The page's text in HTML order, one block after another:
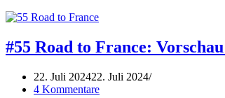
#55 Road to France:
22. Juli 202422. Juli 2024
4 Kommentare